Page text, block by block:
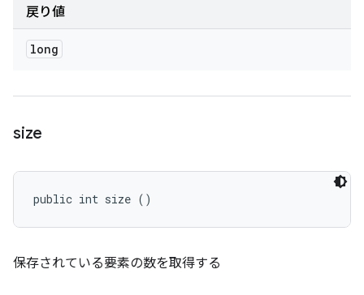
戻り値
long
size
public int size ()
保存されている要素の数を取得する